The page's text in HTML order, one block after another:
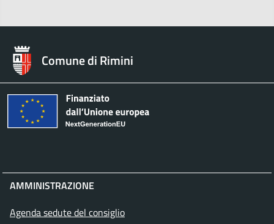
Comune di Rimini
AMMINISTRAZIONE
Agenda sedute del consiglio